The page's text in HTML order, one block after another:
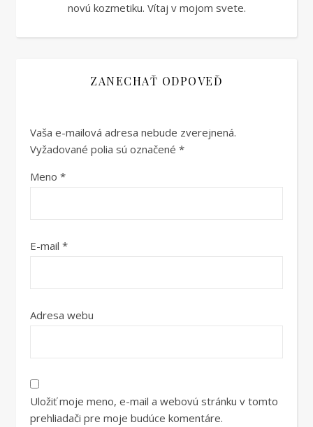
novú kozmetiku. Vítaj v mojom svete.
ZANECHAŤ ODPOVEĎ
Vaša e-mailová adresa nebude zverejnená.
Vyžadované polia sú označené *
Meno *
E-mail *
Adresa webu
Uložiť moje meno, e-mail a webovú stránku v tomto
prehliadači pre moje budúce komentáre.